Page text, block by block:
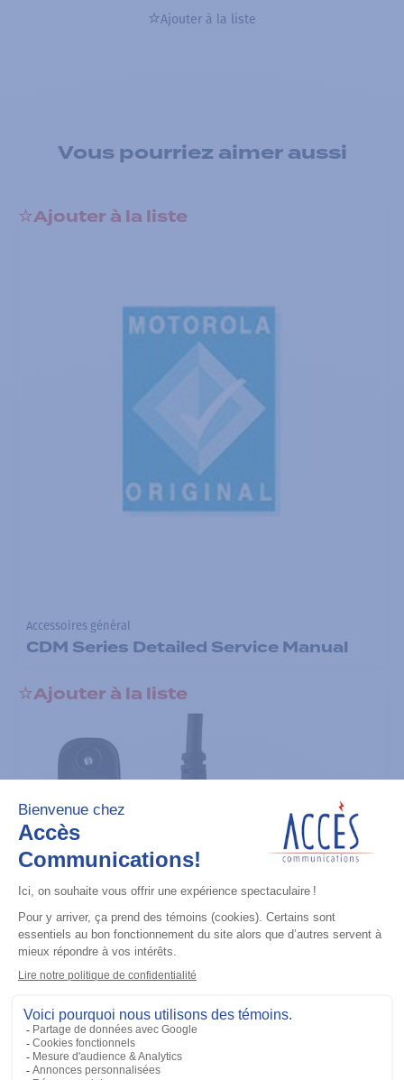
Ajouter à la liste
Vous pourriez aimer aussi
Ajouter à la liste
Accessoires général
CDM Series Detailed Service Manual
Ajouter à la liste